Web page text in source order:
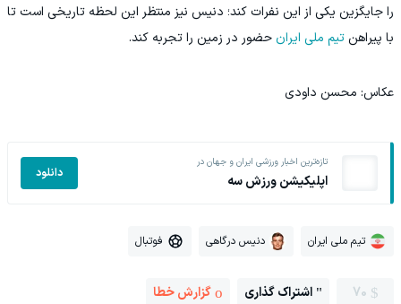
را جایگزین یکی از این نفرات کند؛ دنیس نیز منتظر این لحظه تاریخی است تا
با پیراهن تیم ملی ایرانحضور در زمین را تجربه کند.
عکاس: محسن داودی
تازه‌ترین اخبار ورزشی ایران و جهان در
اپلیکیشن ورزش سه دانلود
تیم ملی ایران دنیس درگاهی فوتبال
70 اشتراک گذاری گزارش خطا